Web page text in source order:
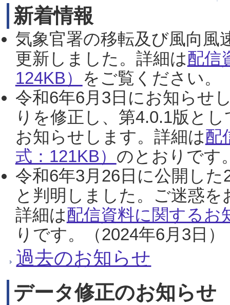
新着情報
気象官署の移転及び風向風
更新しました。詳細は配信
124KB） をご覧ください。
令和6年6月3日にお知らせ
りを修正し、第4.0.1版と
お知らせします。詳細は配
式：121KB） のとおりです
令和6年3月26日に公開し
と判明しました。ご迷惑
詳細は配信資料に関するお
りです。（2024年6月3日）
過去のお知らせ
データ修正のお知らせ